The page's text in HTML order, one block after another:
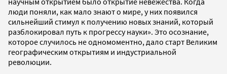
люди поняли, как мало знают о мире, у них появился
сильнейший стимул к получению новых знаний, который
разблокировал путь к прогрессу науки». Это осознание,
которое случилось не одномоментно, дало старт Великим
географическим открытиям и индустриальной
революции.